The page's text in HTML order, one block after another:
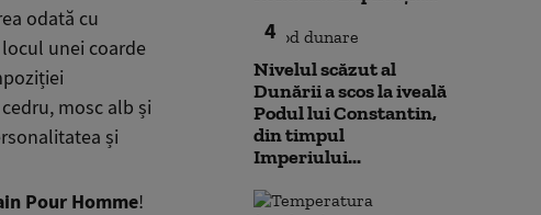
odată cu
unei coarde
mosc alb și
și
Pour Homme!
4
Nivelul scăzut al
Dunării a scos la iveală
Podul lui Constantin,
din timpul
Imperiului...